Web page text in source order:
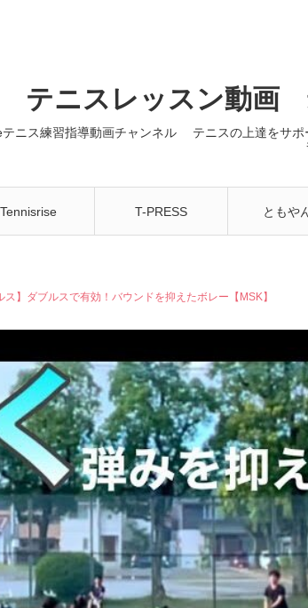
テニスレッスン動画
テニス練習指導動画チャンネル テニスの上達をサ
Tennisrise T-PRESS ともや
ス】ダブルスで有効！バウンドを抑えたボレー【MSK】